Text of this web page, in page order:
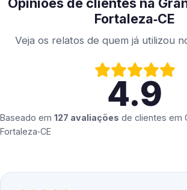
Fortaleza‑CE
Veja os relatos de quem já utilizou
4.9
Baseado em 127 avaliações de clientes em
Fortaleza‑CE